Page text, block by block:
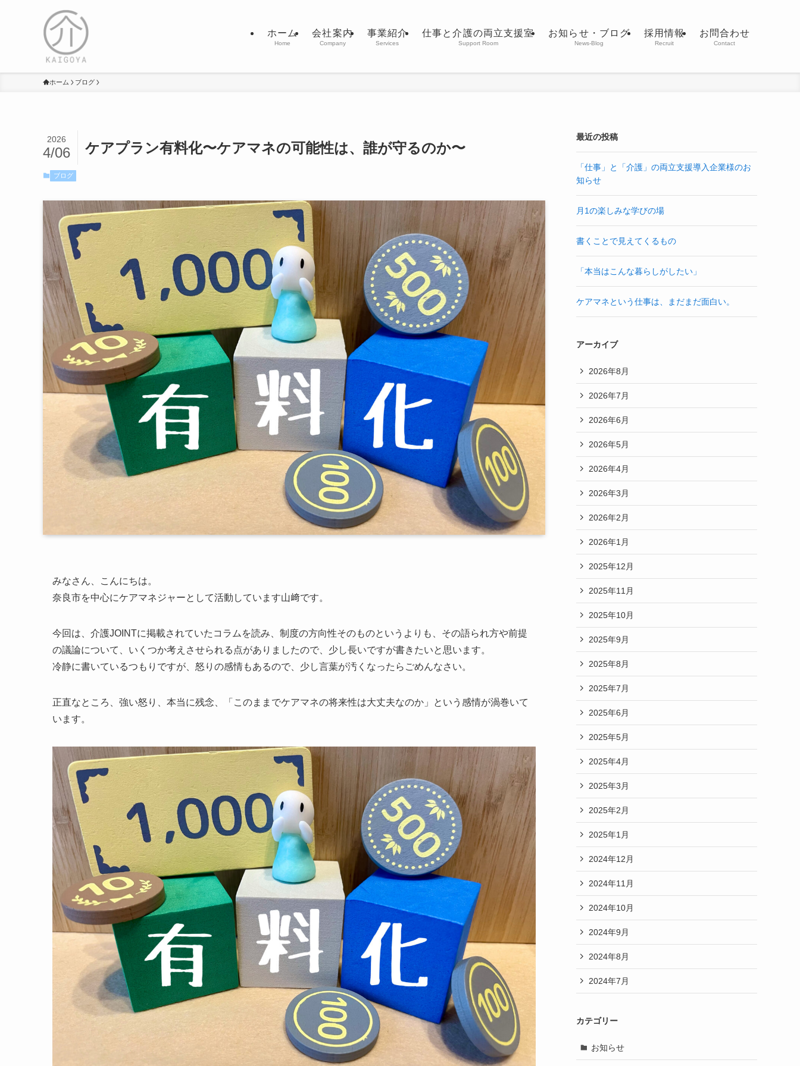
ホーム
Home
会社案内
Company
事業紹介
Services
仕事と介護の両立支援室
Support Room
お知らせ・ブログ
News-Blog
採用情報
Recruit
お問合わせ
Contact
ホーム ブログ
ケアプラン有料化〜ケアマネの可能性は、誰が守るのか〜
2026
4/06
ブログ
みなさん、こんにちは。
奈良市を中心にケアマネジャーとして活動しています山﨑です。
今回は、介護JOINTに掲載されていたコラムを読み、制度の方向性そのものというよりも、その語られ方や前提
の議論について、いくつか考えさせられる点がありましたので、少し長いですが書きたいと思います。
冷静に書いているつもりですが、怒りの感情もあるので、少し言葉が汚くなったらごめんなさい。
正直なところ、強い怒り、本当に残念、「このままでケアマネの将来性は大丈夫なのか」という感情が渦巻いて
います。
最近の投稿
「仕事」と「介護」の両立支援導入企業様のお
知らせ
月1の楽しみな学びの場
書くことで見えてくるもの
「本当はこんな暮らしがしたい」
ケアマネという仕事は、まだまだ面白い。
アーカイブ
2026年8月
2026年7月
2026年6月
2026年5月
2026年4月
2026年3月
2026年2月
2026年1月
2025年12月
2025年11月
2025年10月
2025年9月
2025年8月
2025年7月
2025年6月
2025年5月
2025年4月
2025年3月
2025年2月
2025年1月
2024年12月
2024年11月
2024年10月
2024年9月
2024年8月
2024年7月
カテゴリー
お知らせ